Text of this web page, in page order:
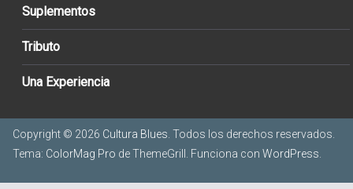
Suplementos
Tributo
Una Experiencia
Copyright © 2026 Cultura Blues . Todos los derechos reservados.
Tema: ColorMag Pro de ThemeGrill. Funciona con WordPress